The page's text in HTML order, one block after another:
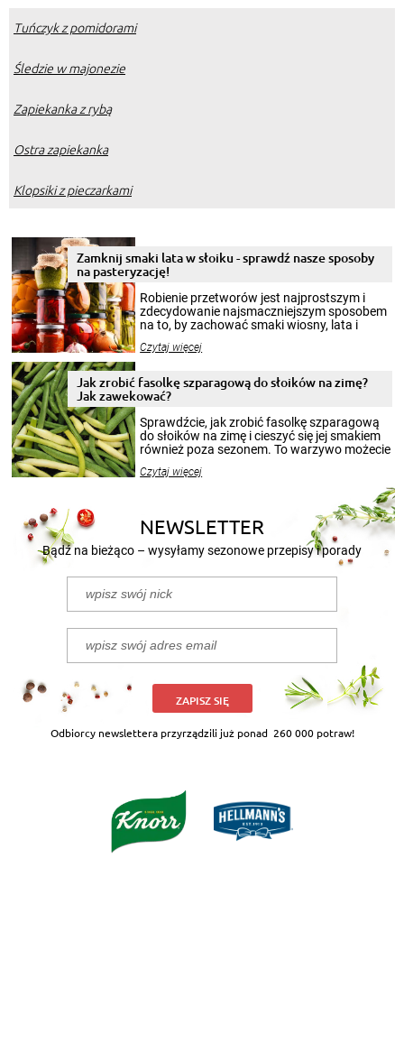
Tuńczyk z pomidorami
Śledzie w majonezie
Zapiekanka z rybą
Ostra zapiekanka
Klopsiki z pieczarkami
Zamknij smaki lata w słoiku - sprawdź nasze sposoby
na pasteryzację!
Robienie przetworów jest najprostszym i
zdecydowanie najsmaczniejszym sposobem
na to, by zachować smaki wiosny, lata i
krajobrazów, by cieszyć nimi oko w sezonie
pełni poczuć atmosferę cieplejszych
miesięcy. Przygotowanie słoików ze
smakowitą zawartością musi obejmować
patenty, które pozwolą zachować świeżość
przetworów.
Czytaj więcej
Jak zrobić fasolkę szparagową do słoików na zimę?
Jak zawekować?
Sprawdźcie, jak zrobić fasolkę szparagową
do słoików na zimę i cieszyć się jej smakiem
również poza sezonem. To warzywo możecie
nasze propozycje!
Czytaj więcej
NEWSLETTER
Bądź na bieżąco – wysyłamy sezonowe przepisy i porady
ZAPISZ SIĘ
Odbiorcy newslettera przyrządzili już ponad 260 000 potraw!